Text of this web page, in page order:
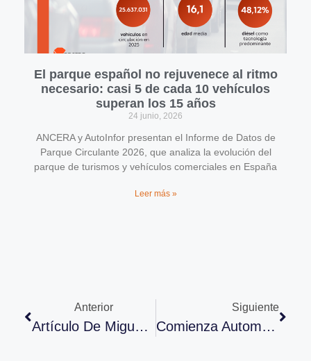
El parque español no rejuvenece al ritmo
necesario: casi 5 de cada 10 vehículos
superan los 15 años
24 junio, 2026
ANCERA y AutoInfor presentan el Informe de Datos de
Parque Circulante 2026, que analiza la evolución del
parque de turismos y vehículos comerciales en España
Leer más »
Anterior
Artículo De Miguel Ángel Cuerno En La Revista Técnica De Centro Zaragoza
Siguiente
Comienza Automechanika Shangai 2015